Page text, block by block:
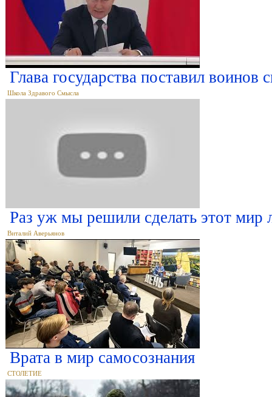
Глава государства поставил
Школа Здравого Смысла
Раз уж мы решили сделать этот мир
Виталий Аверьянов
Врата в мир самосознания
СТОЛЕТИЕ